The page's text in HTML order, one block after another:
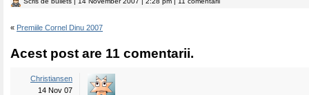
« Premiile Cornel Dinu 2007
Acest post are 11 comentarii.
Christiansen
14 Nov 07